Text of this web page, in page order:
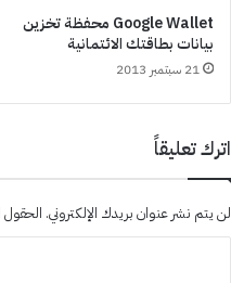
Google Wallet محفظة تخزين
بيانات بطاقتك الائتمانية
21 سبتمبر 2013
اترك تعليقاً
لن يتم نشر عنوان بريدك الإلكتروني. الحقول